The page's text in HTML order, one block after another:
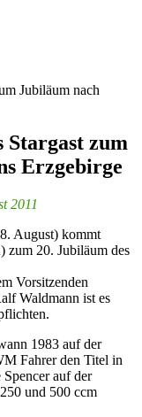
Jubiläum nach
Stargast zum
Erzgebirge
2011
August) kommt
zum 20. Jubiläum des
Vorsitzenden
Waldmann ist es
1983 auf der
Fahrer den Titel in
auf der
und 500 ccm